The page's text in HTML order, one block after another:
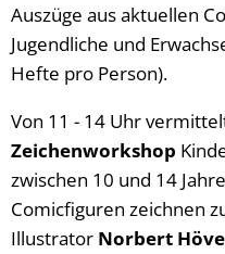
Auszüge aus aktuellen
Jugendliche und
Hefte pro Person).
Von 11 - 14 Uhr
Zeichenworkshop
zwischen 10 und 14
Comicfiguren zeichnen
Illustrator Norbert